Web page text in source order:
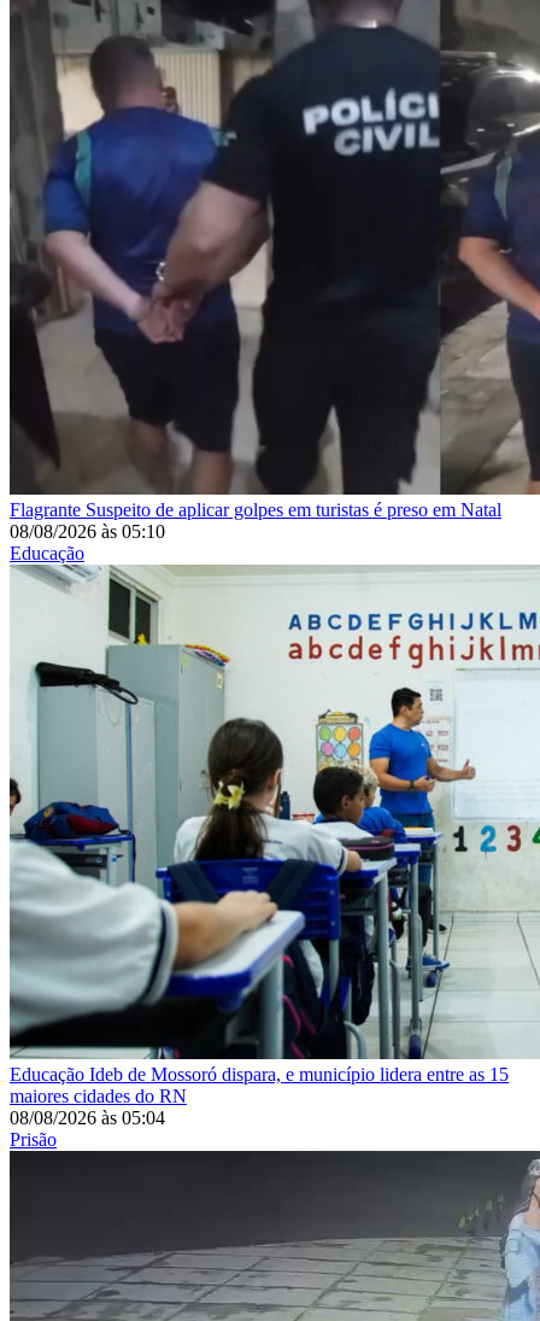
Flagrante Suspeito de aplicar golpes em turistas é preso em Natal
08/08/2026 às 05:10
Educação
Educação Ideb de Mossoró dispara, e município lidera entre as 15
maiores cidades do RN
08/08/2026 às 05:04
Prisão